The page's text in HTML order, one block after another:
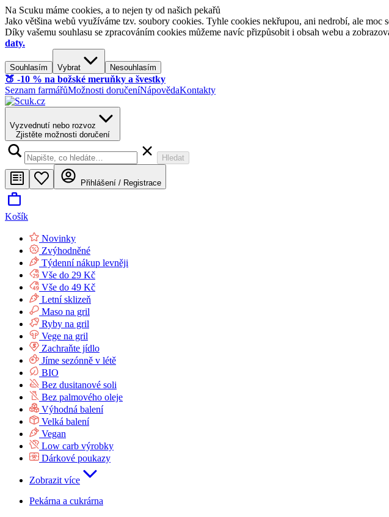
Na Scuku máme cookies, a to nejen ty od našich pekařů
Jako většina webů využíváme tzv. soubory cookies. Tyhle cookies nekřupou, ani nedrobí, ale
Díky vašemu souhlasu se zpracováním cookies můžeme navíc přizpůsobit i obsah webu a
daty.
Souhlasím Vybrat Nesouhlasím
🍑​ -10 % na božské meruňky a švestky
Seznam farmářůMožnosti doručeníNápovědaKontakty
Vyzvednutí nebo rozvoz
Zjistěte možnosti doručení
Hledat
Přihlášení / Registrace
Košík
Novinky
Zvýhodněné
Týdenní nákup levněji
Vše do 29 Kč
Vše do 49 Kč
Letní sklizeň
Maso na gril
Ryby na gril
Vege na gril
Zachraňte jídlo
Jíme sezónně v létě
BIO
Bez dusitanové soli
Bez palmového oleje
Výhodná balení
Velká balení
Vegan
Low carb výrobky
Dárkové poukazy
Zobrazit více
Pekárna a cukrárna